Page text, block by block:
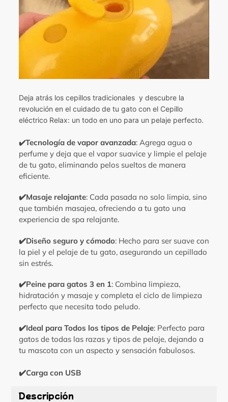
Deja atrás los cepillos tradicionales y descubre la
revolución en el cuidado de tu gato con el Cepillo
eléctrico Relax: un todo en uno para un pelaje perfecto.
✔️Tecnología de vapor avanzada: Agrega agua o
perfume y deja que el vapor suavice y limpie el pelaje
de tu gato, eliminando pelos sueltos de manera
eficiente.
✔️Masaje relajante: Cada pasada no solo limpia, sino
que también masajea, ofreciendo a tu gato una
experiencia de spa relajante.
✔️Diseño seguro y cómodo: Hecho para ser suave con
la piel y el pelaje de tu gato, asegurando un cepillado
sin estrés.
✔️Peine para gatos 3 en 1: Combina limpieza,
hidratación y masaje y completa el ciclo de limpieza
perfecto que necesita todo peludo.
✔️Ideal para Todos los tipos de Pelaje: Perfecto para
gatos de todas las razas y tipos de pelaje, dejando a
tu mascota con un aspecto y sensación fabulosos.
✔️Carga con USB
Descripción